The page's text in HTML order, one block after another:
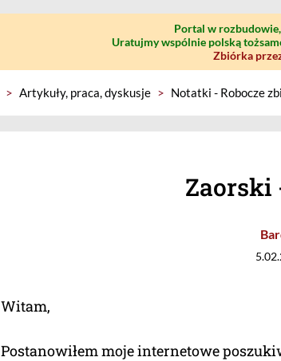
Portal w
Uratujmy wspólnie polską
Zbiórka
> Artykuły, praca, dyskusje > Notatki - Robocze
Zaorski
Witam,
Postanowiłem moje internetowe